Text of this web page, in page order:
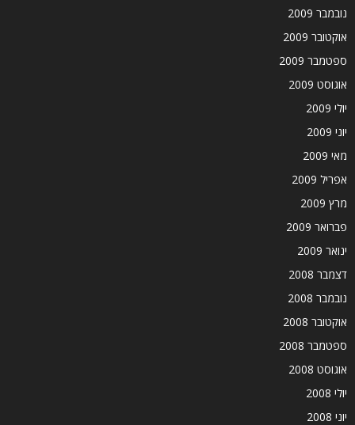
נובמבר 2009
אוקטובר 2009
ספטמבר 2009
אוגוסט 2009
יולי 2009
יוני 2009
מאי 2009
אפריל 2009
מרץ 2009
פברואר 2009
ינואר 2009
דצמבר 2008
נובמבר 2008
אוקטובר 2008
ספטמבר 2008
אוגוסט 2008
יולי 2008
יוני 2008